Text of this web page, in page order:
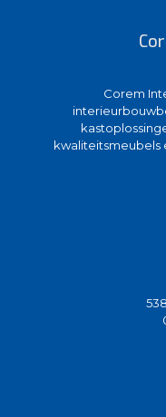
Corem
kwaliteitsmeubels